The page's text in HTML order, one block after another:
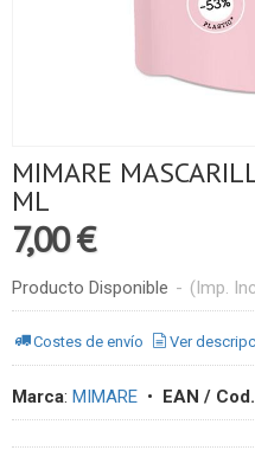
MIMARE
ML
7,00 €
Producto Disponible - (Imp.
Costes de envío Ver
Marca: MIMARE • EAN /